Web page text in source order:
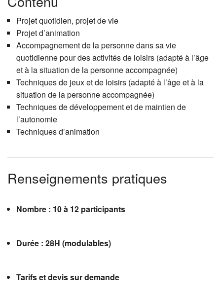
Projet quotidien, projet de vie
Projet d’animation
Accompagnement de la personne dans sa vie
quotidienne pour des activités de loisirs (adapté à l’âge
et à la situation de la personne accompagnée)
Techniques de jeux et de loisirs (adapté à l’âge et à la
situation de la personne accompagnée)
Techniques de développement et de maintien de
l’autonomie
Techniques d’animation
Renseignements pratiques
Nombre : 10 à 12 participants
Durée : 28H (modulables)
Tarifs et devis sur demande